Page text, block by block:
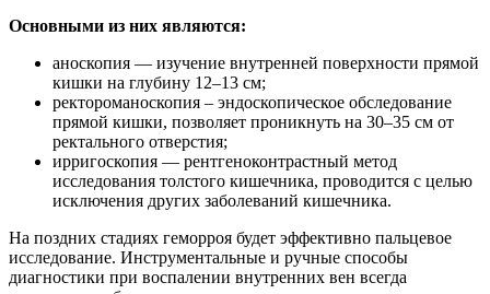
Основными из них являются:
аноскопия — изучение внутренней поверхности прямой
кишки на глубину 12–13 см;
ректороманоскопия – эндоскопическое обследование
прямой кишки, позволяет проникнуть на 30–35 см от
ректального отверстия;
ирригоскопия — рентгеноконтрастный метод
исследования толстого кишечника, проводится с целью
исключения других заболеваний кишечника.
На поздних стадиях геморроя будет эффективно пальцевое
исследование. Инструментальные и ручные способы
диагностики при воспалении внутренних вен всегда